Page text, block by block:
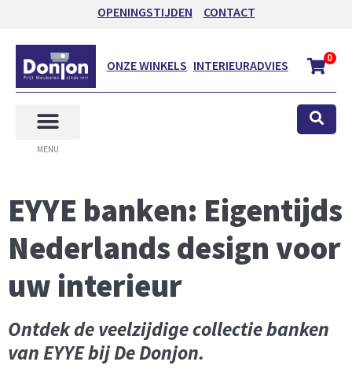
OPENINGSTIJDEN CONTACT
ONZE WINKELS INTERIEURADVIES 0
MENU
EYYE banken: Eigentijds
Nederlands design voor
uw interieur
Ontdek de veelzijdige collectie banken
van EYYE bij De Donjon.